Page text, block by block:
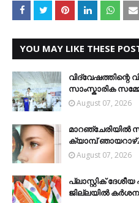
YOU MAY LIKE THESE
വിദ്വേഷത്തിന്റെ
സാംസ്കാരിക
August 07, 2026
ക്യാമ്പ്
August 07, 2026
പ്ലാസ്റ്റിക്
ജില്ലയില്‍